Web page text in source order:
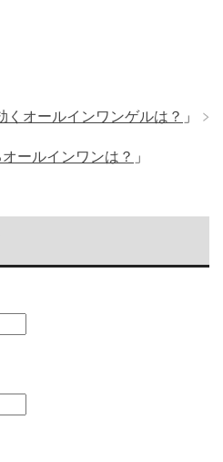
オールインワンゲルは？ 」
ールインワンは？ 」